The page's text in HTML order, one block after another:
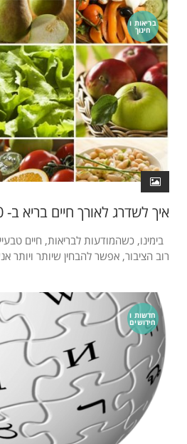
בריאות ו
חינוך
איך לשדרג לאורך חיים בריא ב- 10 צעדים פשוטים
בימינו, כשהמודעות לבריאות, חיים
רוב הציבור, אפשר להבחין שיותר ויותר
חדשות ו
חידושים